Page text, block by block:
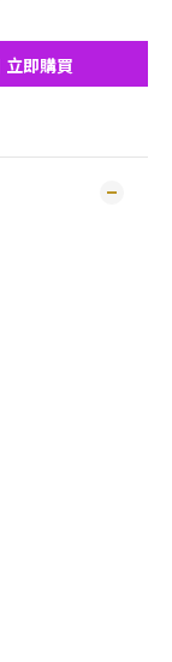
立即購買